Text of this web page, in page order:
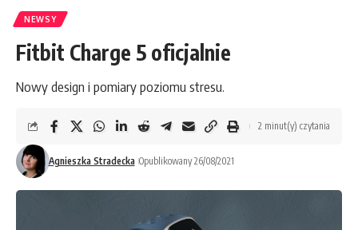
NEWSY
Fitbit Charge 5 oficjalnie
Nowy design i pomiary poziomu stresu.
Agnieszka Stradecka Opublikowany 26/08/2021
2 minut(y) czytania